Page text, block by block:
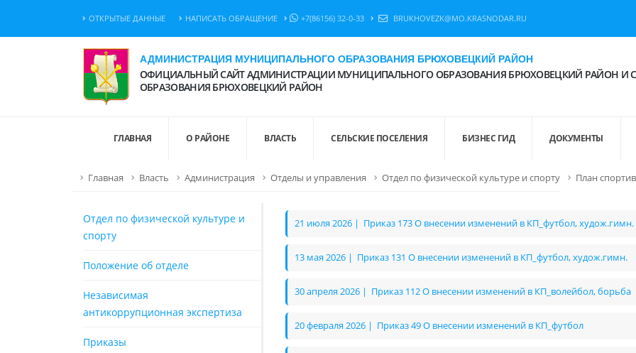
ОТКРЫТЫЕ ДАННЫЕ НАПИСАТЬ ОБРАЩЕНИЕ +7(86156) 32-0-33 BRUKHOVEZK@MO.KRASNODAR.RU
АДМИНИСТРАЦИЯ МУНИЦИПАЛЬНОГО ОБРАЗОВАНИЯ БРЮХОВЕЦКИЙ РАЙОН
ОФИЦИАЛЬНЫЙ САЙТ АДМИНИСТРАЦИИ МУНИЦИПАЛЬНОГО ОБРАЗОВАНИЯ БРЮХОВЕЦКИЙ РАЙОН И
ОБРАЗОВАНИЯ БРЮХОВЕЦКИЙ РАЙОН
ГЛАВНАЯ О РАЙОНЕ ВЛАСТЬ СЕЛЬСКИЕ ПОСЕЛЕНИЯ БИЗНЕС ГИД ДОКУМЕНТЫ
Главная Власть Администрация Отделы и управления Отдел по физической культуре и спорту План
Отдел по физической культуре и
спорту
Положение об отделе
Независимая
антикоррупционная экспертиза
Приказы
21 июля 2026 | Приказ 173 О внесении изменений в КП_футбол, худож.гимн.
13 мая 2026 | Приказ 131 О внесении изменений в КП_футбол, худож.гимн.
30 апреля 2026 | Приказ 112 О внесении изменений в КП_волейбол, борьба
20 февраля 2026 | Приказ 49 О внесении изменений в КП_футбол